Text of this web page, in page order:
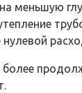
меньшую